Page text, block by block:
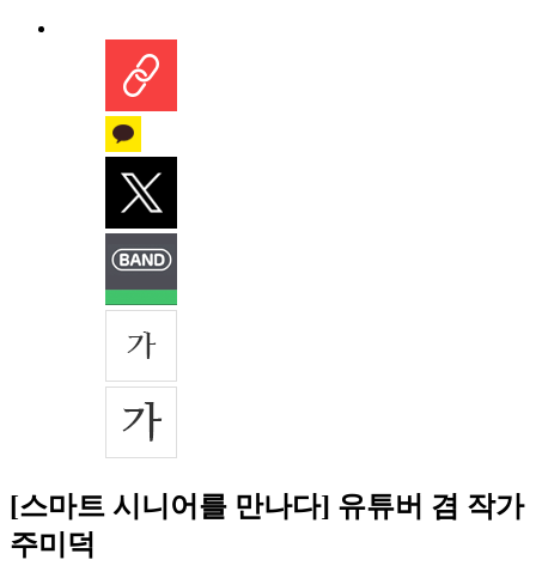
[스마트 시니어를 만나다] 유튜버 겸 작가
주미덕